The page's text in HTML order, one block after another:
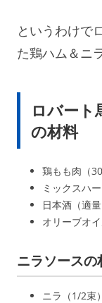
というわけで
た鶏ハム＆ニ
ロバート
の材料
鶏もも肉（
ミックスハ
日本酒（適量
オリーブオ
ニラソースの
ニラ（1/2束）